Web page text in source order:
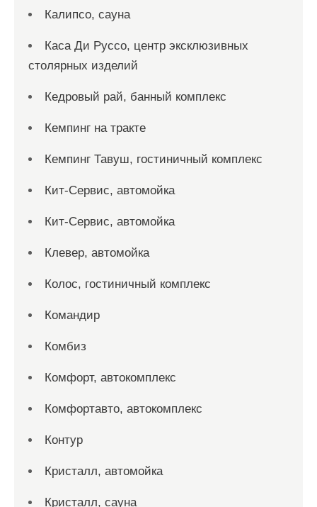
Калипсо, сауна
Каса Ди Руссо, центр эксклюзивных
столярных изделий
Кедровый рай, банный комплекс
Кемпинг на тракте
Кемпинг Тавуш, гостиничный комплекс
Кит-Сервис, автомойка
Кит-Сервис, автомойка
Клевер, автомойка
Колос, гостиничный комплекс
Командир
Комбиз
Комфорт, автокомплекс
Комфортавто, автокомплекс
Контур
Кристалл, автомойка
Кристалл, сауна